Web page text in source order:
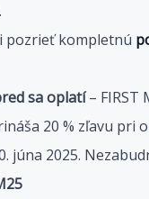
pozrieť kompletnú
sa oplatí– FIRST
20 % zľavu pri
júna 2025.